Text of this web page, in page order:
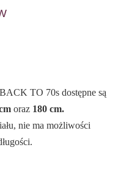
TO 70s dostępne są
oraz 180 cm.
nie ma możliwości